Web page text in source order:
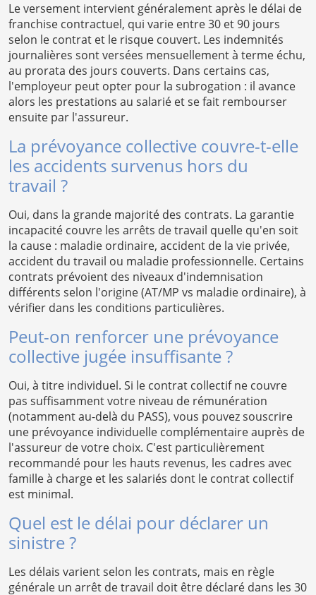
Le versement intervient généralement après le délai de
franchise contractuel, qui varie entre 30 et 90 jours
selon le contrat et le risque couvert. Les indemnités
journalières sont versées mensuellement à terme échu,
au prorata des jours couverts. Dans certains cas,
l'employeur peut opter pour la subrogation : il avance
alors les prestations au salarié et se fait rembourser
ensuite par l'assureur.
La prévoyance collective couvre-t-elle
les accidents survenus hors du
travail ?
Oui, dans la grande majorité des contrats. La garantie
incapacité couvre les arrêts de travail quelle qu'en soit
la cause : maladie ordinaire, accident de la vie privée,
accident du travail ou maladie professionnelle. Certains
contrats prévoient des niveaux d'indemnisation
différents selon l'origine (AT/MP vs maladie ordinaire), à
vérifier dans les conditions particulières.
Peut-on renforcer une prévoyance
collective jugée insuffisante ?
Oui, à titre individuel. Si le contrat collectif ne couvre
pas suffisamment votre niveau de rémunération
(notamment au-delà du PASS), vous pouvez souscrire
une prévoyance individuelle complémentaire auprès de
l'assureur de votre choix. C'est particulièrement
recommandé pour les hauts revenus, les cadres avec
famille à charge et les salariés dont le contrat collectif
est minimal.
Quel est le délai pour déclarer un
sinistre ?
Les délais varient selon les contrats, mais en règle
générale un arrêt de travail doit être déclaré dans les 30